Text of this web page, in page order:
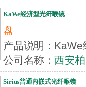
KaWe经济型光纤喉镜
盘
产品说明：
公司名称： 西安
Sirius普通内嵌式光纤喉镜